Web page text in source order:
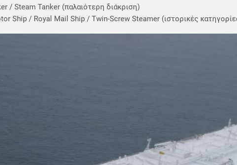
/ Steam Tanker (παλαιότερη διάκριση)
Ship / Royal Mail Ship / Twin-Screw Steamer (ιστορικές